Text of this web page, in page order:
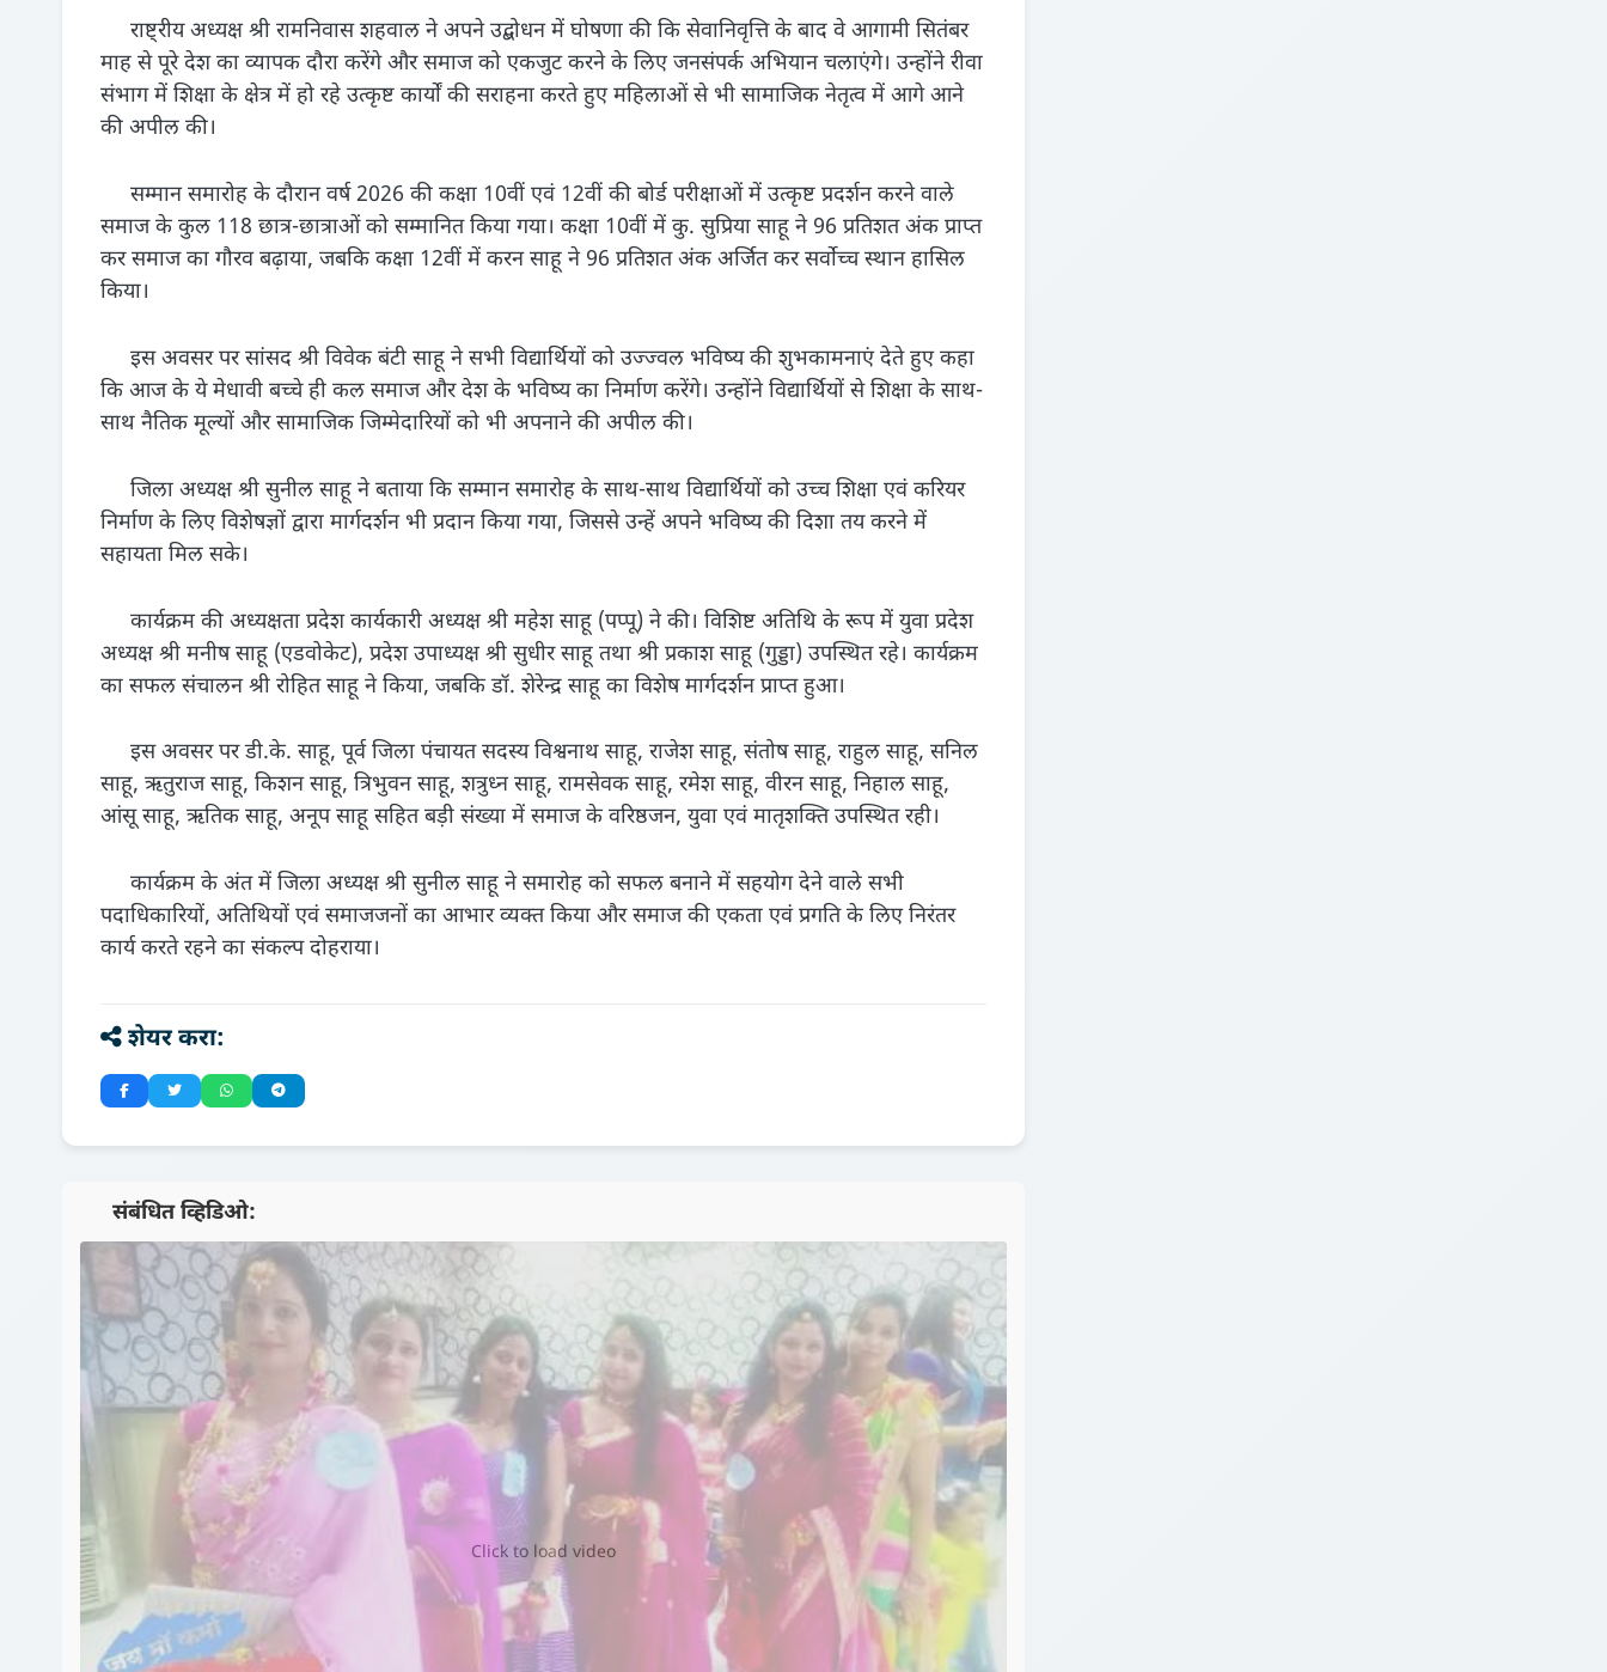
राष्ट्रीय अध्यक्ष श्री रामनिवास शहवाल ने अपने उद्बोधन में घोषणा की कि सेवानिवृत्ति के बाद वे आगामी सितंबर
माह से पूरे देश का व्यापक दौरा करेंगे और समाज को एकजुट करने के लिए जनसंपर्क अभियान चलाएंगे। उन्होंने रीवा
संभाग में शिक्षा के क्षेत्र में हो रहे उत्कृष्ट कार्यों की सराहना करते हुए महिलाओं से भी सामाजिक नेतृत्व में आगे आने
की अपील की।
सम्मान समारोह के दौरान वर्ष 2026 की कक्षा 10वीं एवं 12वीं की बोर्ड परीक्षाओं में उत्कृष्ट प्रदर्शन करने वाले
समाज के कुल 118 छात्र-छात्राओं को सम्मानित किया गया। कक्षा 10वीं में कु. सुप्रिया साहू ने 96 प्रतिशत अंक प्राप्त
कर समाज का गौरव बढ़ाया, जबकि कक्षा 12वीं में करन साहू ने 96 प्रतिशत अंक अर्जित कर सर्वोच्च स्थान हासिल
किया।
इस अवसर पर सांसद श्री विवेक बंटी साहू ने सभी विद्यार्थियों को उज्ज्वल भविष्य की शुभकामनाएं देते हुए कहा
कि आज के ये मेधावी बच्चे ही कल समाज और देश के भविष्य का निर्माण करेंगे। उन्होंने विद्यार्थियों से शिक्षा के साथ-
साथ नैतिक मूल्यों और सामाजिक जिम्मेदारियों को भी अपनाने की अपील की।
जिला अध्यक्ष श्री सुनील साहू ने बताया कि सम्मान समारोह के साथ-साथ विद्यार्थियों को उच्च शिक्षा एवं करियर
निर्माण के लिए विशेषज्ञों द्वारा मार्गदर्शन भी प्रदान किया गया, जिससे उन्हें अपने भविष्य की दिशा तय करने में
सहायता मिल सके।
कार्यक्रम की अध्यक्षता प्रदेश कार्यकारी अध्यक्ष श्री महेश साहू (पप्पू) ने की। विशिष्ट अतिथि के रूप में युवा प्रदेश
अध्यक्ष श्री मनीष साहू (एडवोकेट), प्रदेश उपाध्यक्ष श्री सुधीर साहू तथा श्री प्रकाश साहू (गुड्डा) उपस्थित रहे। कार्यक्रम
का सफल संचालन श्री रोहित साहू ने किया, जबकि डॉ. शेरेन्द्र साहू का विशेष मार्गदर्शन प्राप्त हुआ।
इस अवसर पर डी.के. साहू, पूर्व जिला पंचायत सदस्य विश्वनाथ साहू, राजेश साहू, संतोष साहू, राहुल साहू, सनिल
साहू, ऋतुराज साहू, किशन साहू, त्रिभुवन साहू, शत्रुध्न साहू, रामसेवक साहू, रमेश साहू, वीरन साहू, निहाल साहू,
आंसू साहू, ऋतिक साहू, अनूप साहू सहित बड़ी संख्या में समाज के वरिष्ठजन, युवा एवं मातृशक्ति उपस्थित रही।
कार्यक्रम के अंत में जिला अध्यक्ष श्री सुनील साहू ने समारोह को सफल बनाने में सहयोग देने वाले सभी
पदाधिकारियों, अतिथियों एवं समाजजनों का आभार व्यक्त किया और समाज की एकता एवं प्रगति के लिए निरंतर
कार्य करते रहने का संकल्प दोहराया।
शेयर करा:
📺 संबंधित व्हिडिओ:
▶️
Click to load video